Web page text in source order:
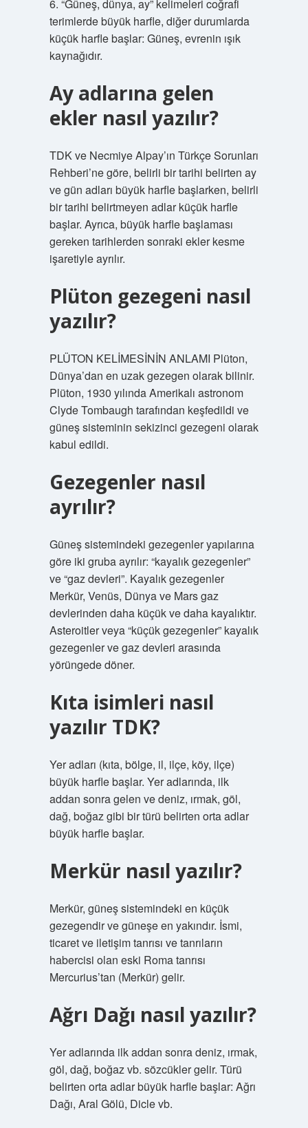
6. “Güneş, dünya, ay” kelimeleri coğrafi
terimlerde büyük harfle, diğer durumlarda
küçük harfle başlar: Güneş, evrenin ışık
kaynağıdır.
Ay adlarına gelen
ekler nasıl yazılır?
TDK ve Necmiye Alpay’ın Türkçe Sorunları
Rehberi’ne göre, belirli bir tarihi belirten ay
ve gün adları büyük harfle başlarken, belirli
bir tarihi belirtmeyen adlar küçük harfle
başlar. Ayrıca, büyük harfle başlaması
gereken tarihlerden sonraki ekler kesme
işaretiyle ayrılır.
Plüton gezegeni nasıl
yazılır?
PLÜTON KELİMESİNİN ANLAMI Plüton,
Dünya’dan en uzak gezegen olarak bilinir.
Plüton, 1930 yılında Amerikalı astronom
Clyde Tombaugh tarafından keşfedildi ve
güneş sisteminin sekizinci gezegeni olarak
kabul edildi.
Gezegenler nasıl
ayrılır?
Güneş sistemindeki gezegenler yapılarına
göre iki gruba ayrılır: “kayalık gezegenler”
ve “gaz devleri”. Kayalık gezegenler
Merkür, Venüs, Dünya ve Mars gaz
devlerinden daha küçük ve daha kayalıktır.
Asteroitler veya “küçük gezegenler” kayalık
gezegenler ve gaz devleri arasında
yörüngede döner.
Kıta isimleri nasıl
yazılır TDK?
Yer adları (kıta, bölge, il, ilçe, köy, ilçe)
büyük harfle başlar. Yer adlarında, ilk
addan sonra gelen ve deniz, ırmak, göl,
dağ, boğaz gibi bir türü belirten orta adlar
büyük harfle başlar.
Merkür nasıl yazılır?
Merkür, güneş sistemindeki en küçük
gezegendir ve güneşe en yakındır. İsmi,
ticaret ve iletişim tanrısı ve tanrıların
habercisi olan eski Roma tanrısı
Mercurius’tan (Merkür) gelir.
Ağrı Dağı nasıl yazılır?
Yer adlarında ilk addan sonra deniz, ırmak,
göl, dağ, boğaz vb. sözcükler gelir. Türü
belirten orta adlar büyük harfle başlar: Ağrı
Dağı, Aral Gölü, Dicle vb.